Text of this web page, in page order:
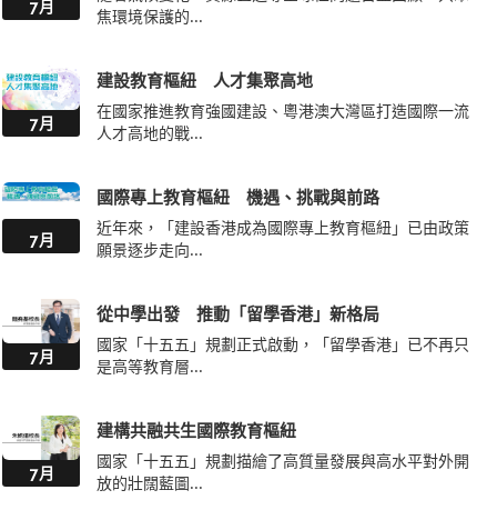
7月
焦環境保護的...
7月
建設教育樞紐 人才集聚高地
在國家推進教育強國建設、粵港澳大灣區打造國際一流
人才高地的戰...
7月
國際專上教育樞紐 機遇、挑戰與前路
近年來，「建設香港成為國際專上教育樞紐」已由政策
願景逐步走向...
7月
從中學出發 推動「留學香港」新格局
國家「十五五」規劃正式啟動，「留學香港」已不再只
是高等教育層...
7月
建構共融共生國際教育樞紐
國家「十五五」規劃描繪了高質量發展與高水平對外開
放的壯闊藍圖...